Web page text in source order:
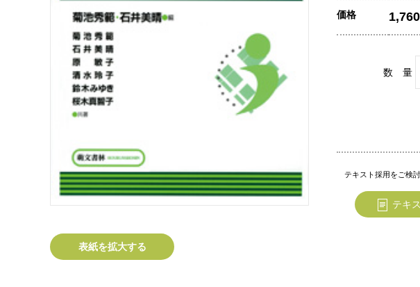
表紙を拡大する
価格 1,760
数 量
テキスト採用をご検
テキ